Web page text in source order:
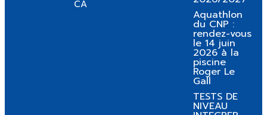
CA
Aquathlon
du CNP :
rendez-vous
le 14 juin
2026 à la
piscine
Roger Le
Gall
TESTS DE
NIVEAU